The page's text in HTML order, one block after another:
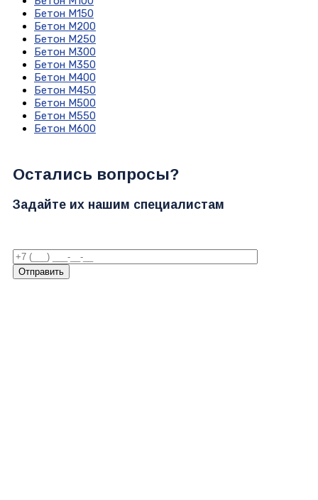
Бетон М150
Бетон М200
Бетон М250
Бетон М300
Бетон М350
Бетон М400
Бетон М450
Бетон М500
Бетон М550
Бетон М600
Остались вопросы?
Задайте их нашим специалистам
Отправить